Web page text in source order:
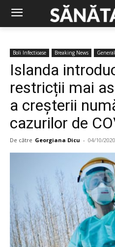
Boli Infectioase Breaking News
Islanda
restricții mai
a creșterii
cazurilor de
De către Georgiana Dicu - 04/10/2020